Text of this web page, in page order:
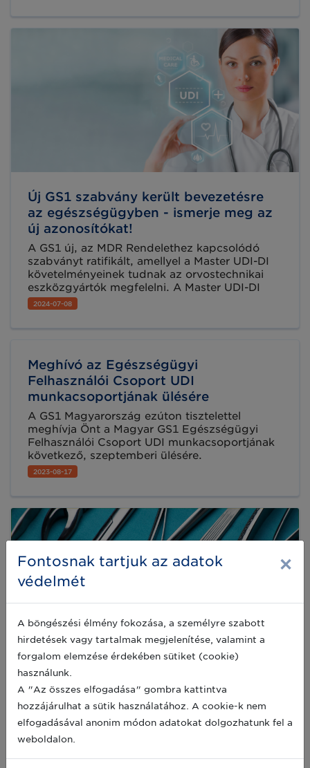
Új GS1 szabvány került bevezetésre
az egészségügyben - ismerje meg az
új azonosítókat!
A GS1 új, az MDR Rendelethez kapcsolódó
szabványt ratifikált, amellyel a Master UDI-DI
követelményeinek tudnak az orvostechnikai
eszközgyártók megfelelni. A Master UDI-DI
azonosítóval kapcsolatos követelmények a
2024-07-08
Meghívó az Egészségügyi
Felhasználói Csoport UDI
munkacsoportjának ülésére
A GS1 Magyarország ezúton tisztelettel
meghívja Önt a Magyar GS1 Egészségügyi
Felhasználói Csoport UDI munkacsoportjának
következő, szeptemberi ülésére.
2023-08-17
MDR Amendment hatása az UDI
kötelezettségekre
Az Európai Parlament és a Tanács 2023.
Fontosnak tartjuk az adatok
védelmét
×
A böngészési élmény fokozása, a személyre szabott
hirdetések vagy tartalmak megjelenítése, valamint a
forgalom elemzése érdekében sütiket (cookie)
használunk.
A "Az összes elfogadása" gombra kattintva
hozzájárulhat a sütik használatához. A cookie-k nem
elfogadásával anonim módon adatokat dolgozhatunk fel a
weboldalon.